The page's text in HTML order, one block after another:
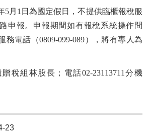
5月1日為國定假日，不提供臨櫃報稅服
申報。申報期間如有報稅系統操作問
務電話（0809-099-089），將有專人為
稅組林股長；電話02-23113711分機
23